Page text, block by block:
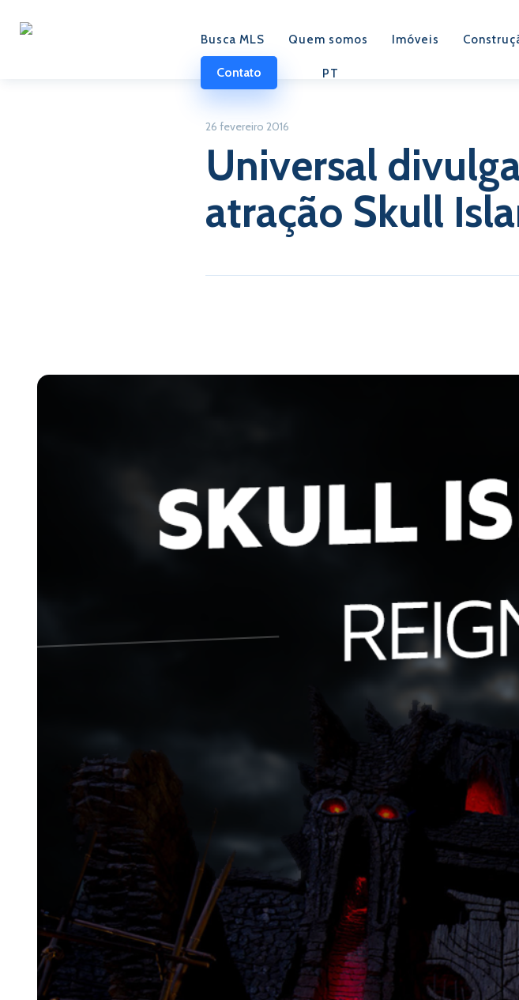
Busca MLS Quem somos Imóveis
Contato PT
26 fevereiro 2016
Universal
atração Skull